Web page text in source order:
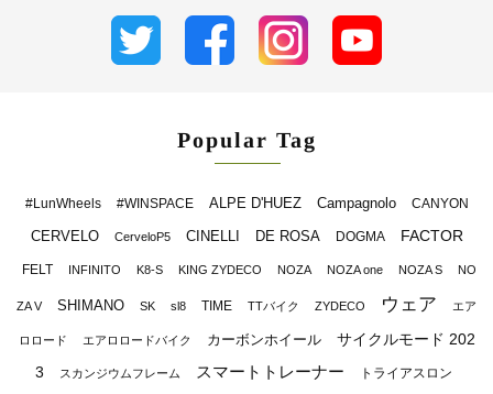
Popular Tag
#LunWheels #WINSPACE ALPE D'HUEZ Campagnolo CANYON
CERVELO CerveloP5 CINELLI DE ROSA DOGMA FACTOR
FELT INFINITO K8-S KING ZYDECO NOZA NOZA one NOZA S NO
ZA V SHIMANO SK sl8 TIME TTバイク ZYDECO ウェア エア
ロロード エアロロードバイク カーボンホイール
サイクルモード 202
3
スカンジウムフレーム スマートトレーナー トライアスロン